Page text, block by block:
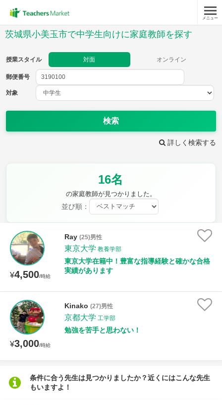
メニュー
茨城県小美玉市で中学生向けに家庭教師を探す
授業スタイル 対面 オンライン
郵便番号
対象
検索
詳しく検索する
16名
の家庭教師が見つかりました。
並び順：
¥4,500/時給
Ray (25)男性
東京大学 教養学部
東京大学在籍中！豊富な指導経験と確かな合格
実績があります
¥3,000/時給
Kinako (27)男性
京都大学 工学部
勉強を苦手と思わない！
条件に合う先生は見つかりましたか？近くにはこんな先生
もいますよ！
郵便番号
教科
現代文 古典
公民 芸術 音楽 保健体育
時給：¥1,000 ～ ¥10,000
授業可能日
月曜日 火曜日 水曜日
土曜日